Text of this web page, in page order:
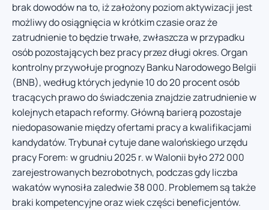
brak dowodów na to, iż założony poziom aktywizacji jest
możliwy do osiągnięcia w krótkim czasie oraz że
zatrudnienie to będzie trwałe, zwłaszcza w przypadku
osób pozostających bez pracy przez długi okres. Organ
kontrolny przywołuje prognozy Banku Narodowego Belgii
(BNB), według których jedynie 10 do 20 procent osób
tracących prawo do świadczenia znajdzie zatrudnienie w
kolejnych etapach reformy. Główną barierą pozostaje
niedopasowanie między ofertami pracy a kwalifikacjami
kandydatów. Trybunał cytuje dane walońskiego urzędu
pracy Forem: w grudniu 2025 r. w Walonii było 272 000
zarejestrowanych bezrobotnych, podczas gdy liczba
wakatów wynosiła zaledwie 38 000. Problemem są także
braki kompetencyjne oraz wiek części beneficjentów.